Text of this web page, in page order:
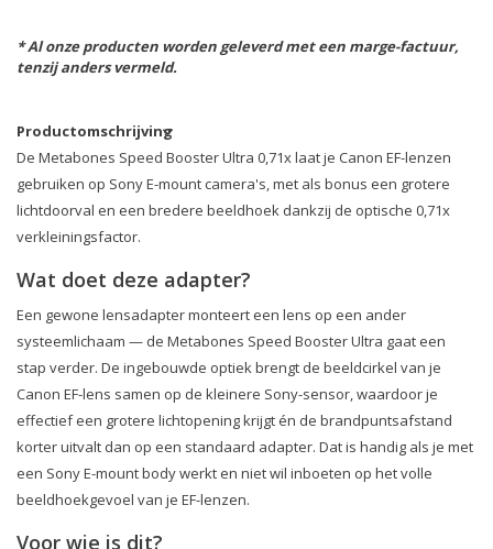
* Al onze producten worden geleverd met een marge-factuur,
tenzij anders vermeld.
Productomschrijving
De Metabones Speed Booster Ultra 0,71x laat je Canon EF-lenzen
gebruiken op Sony E-mount camera's, met als bonus een grotere
lichtdoorval en een bredere beeldhoek dankzij de optische 0,71x
verkleiningsfactor.
Wat doet deze adapter?
Een gewone lensadapter monteert een lens op een ander
systeemlichaam — de Metabones Speed Booster Ultra gaat een
stap verder. De ingebouwde optiek brengt de beeldcirkel van je
Canon EF-lens samen op de kleinere Sony-sensor, waardoor je
effectief een grotere lichtopening krijgt én de brandpuntsafstand
korter uitvalt dan op een standaard adapter. Dat is handig als je met
een Sony E-mount body werkt en niet wil inboeten op het volle
beeldhoekgevoel van je EF-lenzen.
Voor wie is dit?